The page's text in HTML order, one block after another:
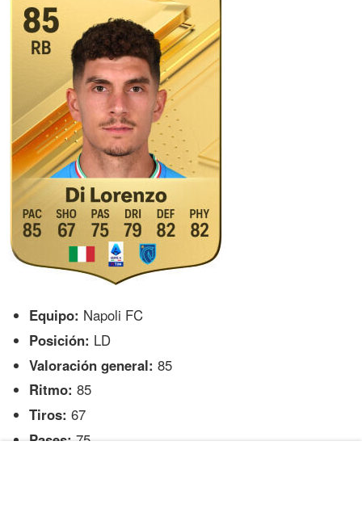
Equipo: Napoli FC
Posición: LD
Valoración general: 85
Ritmo: 85
Tiros: 67
Pases: 75